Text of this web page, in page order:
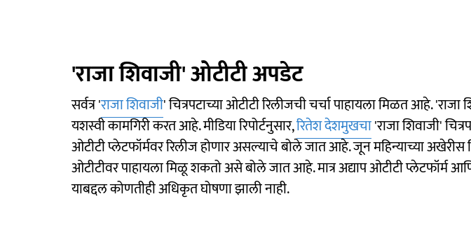
'राजा शिवाजी' ओटीटी अपडेट
सर्वत्र 'राजा शिवाजी' चित्रपटाच्या ओटीटी रिलीजची चर्चा पाहायला मिळत आहे.
यशस्वी कामगिरी करत आहे. मीडिया रिपोर्टनुसार,रितेश देशमुखचा'राजा शिवाजी'
ओटीटी प्लेटफॉर्मवर रिलीज होणार असल्याचे बोले जात आहे. जून महिन्याच्या अखेरीस
ओटीटीवर पाहायला मिळू शकतो असे बोले जात आहे. मात्र अद्याप ओटीटी प्लेटफॉर्म
याबद्दल कोणतीही अधिकृत घोषणा झाली नाही.